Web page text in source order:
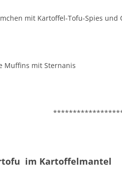
mit Kartoffel-Tofu-Spies und
Muffins mit Sternanis
im Kartoffelmantel